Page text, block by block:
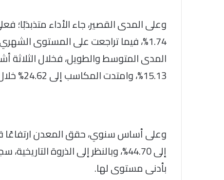
وعلى المدى القصير، جاء الأداء
المدى المتوسط والطويل، فخلال الثلاثة
15.13%، وامتدت المكاسب إلى 24.62% خلال 6 أشهر.
بأدنى مستوى لها.